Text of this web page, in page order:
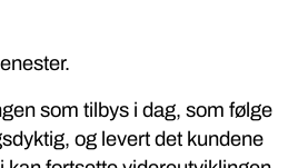
som tilbys i dag, som følge
og levert det kundene